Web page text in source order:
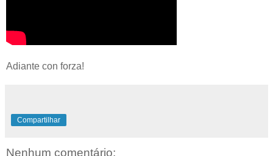
Adiante con forza!
Compartilhar
Nenhum comentário: